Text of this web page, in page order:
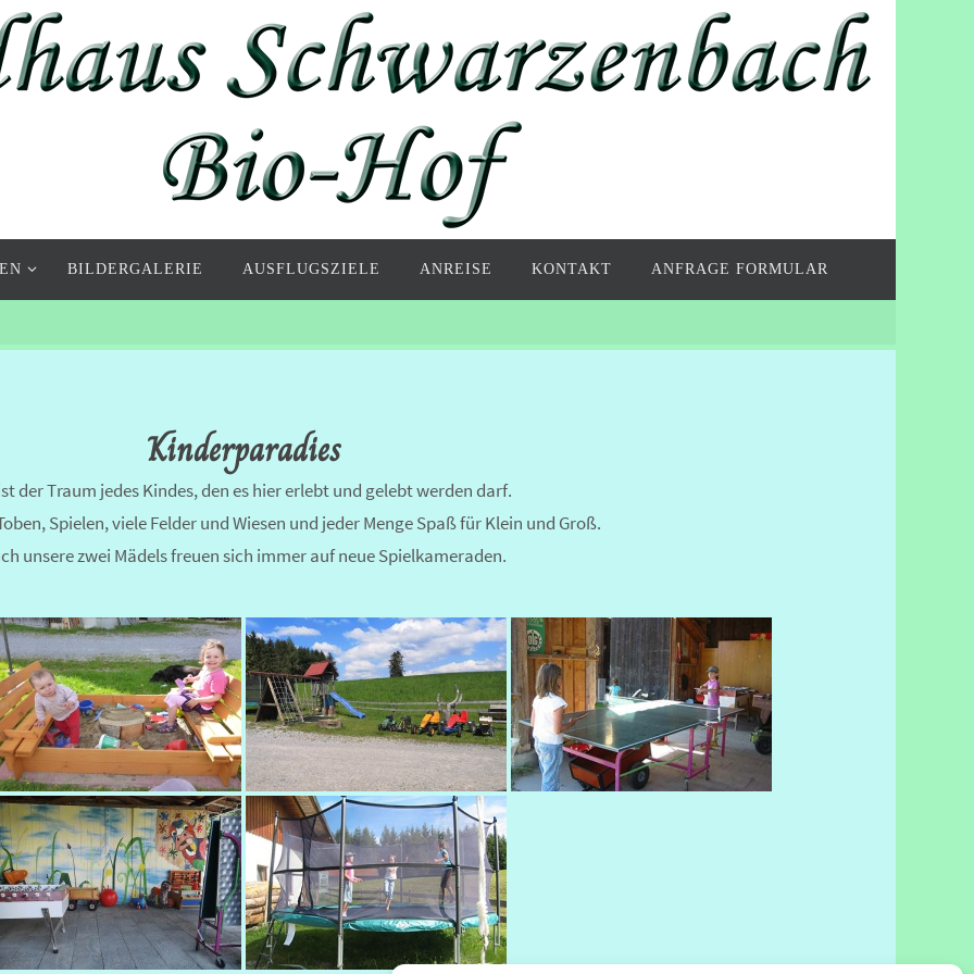
BILDERGALERIE AUSFLUGSZIELE ANREISE KONTAKT ANFRAGE FORMULAR
Kinderparadies
der Traum jedes Kindes, den es hier erlebt und gelebt werden darf.
Spielen, viele Felder und Wiesen und jeder Menge Spaß für Klein und Groß.
unsere zwei Mädels freuen sich immer auf neue Spielkameraden.